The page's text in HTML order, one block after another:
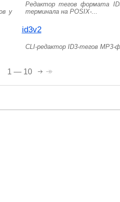
у
Редактор тегов формата
терминала на POSIX-...
id3v2
CLI-редактор ID3-тегов MP3-
1 — 10